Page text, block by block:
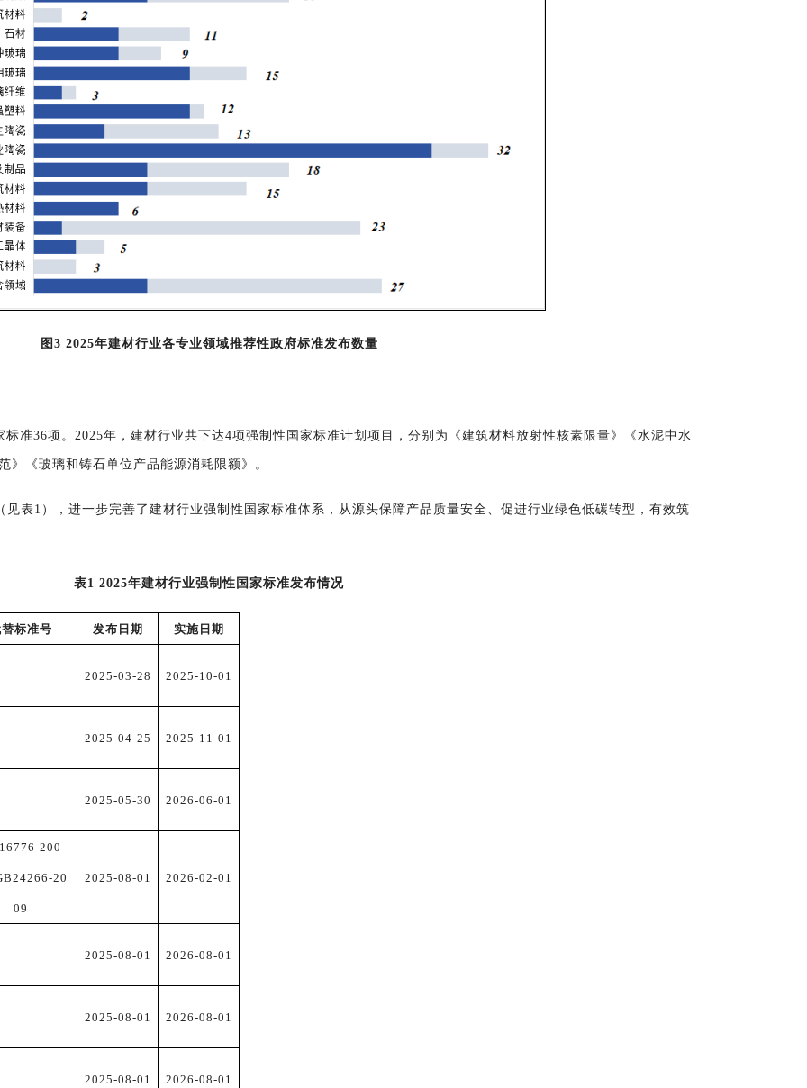
图3 2025年建材行业各专业领域推荐性政府标准发布数量
标准36项。 2025年， 建材行业共下达4项强制性国家标准计划项目 ， 分别为《建筑材料放射性核素限量》《水泥中水
》 《玻璃和铸石单位产品能源消耗限额 》 。
见表1 ） ， 进一步完善了建材行业强制性国家标准体系，从源头保障产品质量安全、促进行业绿色低碳转型，有效筑
表1 2025年建材行业强制性国家标准发布情况
标准号 发布日期 实施日期
2025-03-28 2025-10-01
2025-04-25 2025-11-01
2025-05-30 2026-06-01
-200
24266-20
09
2025-08-01 2026-02-01
2025-08-01 2026-08-01
2025-08-01 2026-08-01
2025-08-01 2026-08-01